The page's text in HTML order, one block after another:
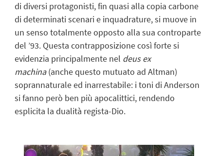
di diversi protagonisti, fin quasi alla copia carbone
di determinati scenari e inquadrature, si muove in
un senso totalmente opposto alla sua controparte
del ’93. Questa contrapposizione così forte si
evidenzia principalmente nel deus ex
machina(anche questo mutuato ad Altman)
soprannaturale ed inarrestabile: i toni di Anderson
si fanno però ben più apocalittici, rendendo
esplicita la dualità regista-Dio.